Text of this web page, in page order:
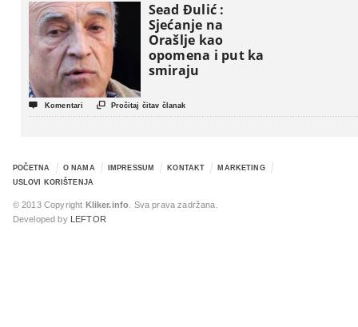
Sead Đulić :
Sjećanje na
Orašlje kao
opomena i put ka
smiraju
 Komentari  Pročitaj čitav članak
POČETNA O NAMA IMPRESSUM KONTAKT
MARKETING
USLOVI KORIŠTENJA
© 2013 Copyright Kliker.info . Sva prava zadržana.
Developed by
LEFTOR